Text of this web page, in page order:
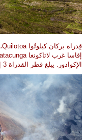
الإكوادور. يبلغ قطر القدراة 3 إقاس، وكان آخر ثوران لهذا البركان سنة 1859م.